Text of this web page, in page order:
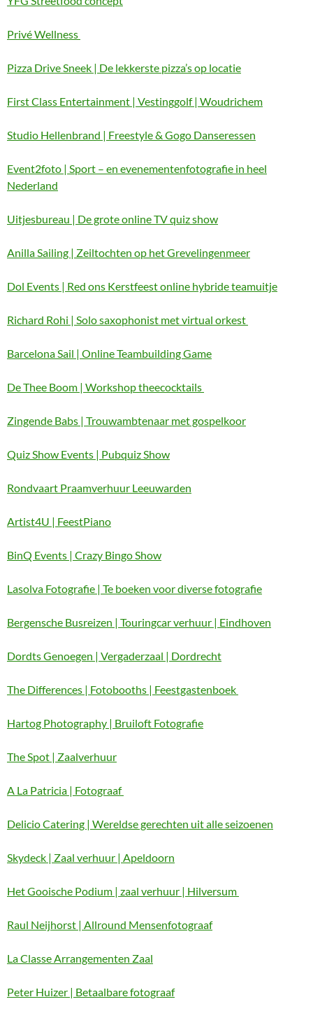
Privé Wellness
Pizza Drive Sneek | De lekkerste pizza’s op locatie
First Class Entertainment | Vestinggolf | Woudrichem
Studio Hellenbrand | Freestyle & Gogo Danseressen
Event2foto | Sport – en evenementenfotografie in heel
Nederland
Uitjesbureau | De grote online TV quiz show
Anilla Sailing | Zeiltochten op het Grevelingenmeer
Dol Events | Red ons Kerstfeest online hybride teamuitje
Richard Rohi | Solo saxophonist met virtual orkest
Barcelona Sail | Online Teambuilding Game
De Thee Boom | Workshop theecocktails
Zingende Babs | Trouwambtenaar met gospelkoor
Quiz Show Events | Pubquiz Show
Rondvaart Praamverhuur Leeuwarden
Artist4U | FeestPiano
BinQ Events | Crazy Bingo Show
Lasolva Fotografie | Te boeken voor diverse fotografie
Bergensche Busreizen | Touringcar verhuur | Eindhoven
Dordts Genoegen | Vergaderzaal | Dordrecht
The Differences | Fotobooths | Feestgastenboek
Hartog Photography | Bruiloft Fotografie
The Spot | Zaalverhuur
A La Patricia | Fotograaf
Delicio Catering | Wereldse gerechten uit alle seizoenen
Skydeck | Zaal verhuur | Apeldoorn
Het Gooische Podium | zaal verhuur | Hilversum
Raul Neijhorst | Allround Mensenfotograaf
La Classe Arrangementen Zaal
Peter Huizer | Betaalbare fotograaf